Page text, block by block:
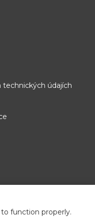
Vimeo
technických údajích
function properly.